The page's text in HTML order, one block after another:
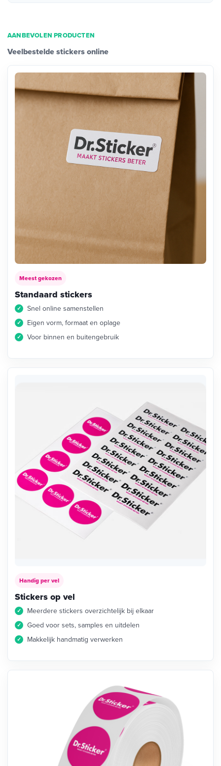
AANBEVOLEN PRODUCTEN
Veelbestelde stickers online
Meest gekozen
Standaard stickers
Snel online samenstellen
Eigen vorm, formaat en oplage
Voor binnen en buitengebruik
Handig per vel
Stickers op vel
Meerdere stickers overzichtelijk bij elkaar
Goed voor sets, samples en uitdelen
Makkelijk handmatig verwerken